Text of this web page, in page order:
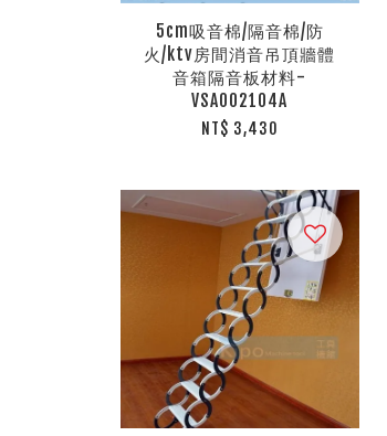
5cm吸音棉/隔音棉/防
火/ktv房間消音吊頂牆體
音箱隔音板材料-
VSA002104A
NT$ 3,430